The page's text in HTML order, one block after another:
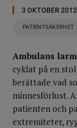
3 OKTOBER 2012
PATIENTSÄKERHET
Ambulans
cyklat på en
berättade vad
minnesförlust.
patienten och
extremiteter,